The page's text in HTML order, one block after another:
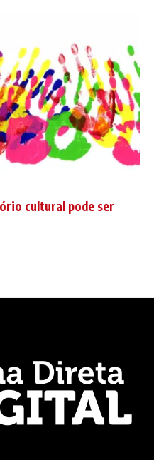
cultural pode ser